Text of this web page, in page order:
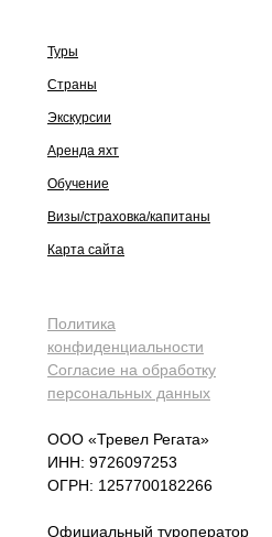
Туры
Страны
Экскурсии
Аренда яхт
Обучение
Визы/страховка/капитаны
Карта сайта
Политика
конфиденциальности
Согласие на обработку
персональных данных
ООО «Тревел Регата»
ИНН: 9726097253
ОГРН: 1257700182266
Официальный туроператор